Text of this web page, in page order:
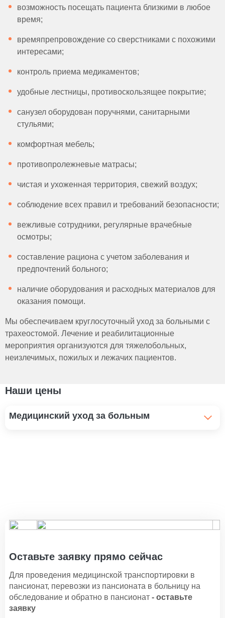
возможность посещать пациента близкими в любое
время;
времяпрепровождение со сверстниками с похожими
интересами;
контроль приема медикаментов;
удобные лестницы, противоскользящее покрытие;
санузел оборудован поручнями, санитарными
стульями;
комфортная мебель;
противопролежневые матрасы;
чистая и ухоженная территория, свежий воздух;
соблюдение всех правил и требований безопасности;
вежливые сотрудники, регулярные врачебные
осмотры;
составление рациона с учетом заболевания и
предпочтений больного;
наличие оборудования и расходных материалов для
оказания помощи.
Мы обеспечиваем круглосуточный уход за больными с
трахеостомой. Лечение и реабилитационные
мероприятия организуются для тяжелобольных,
неизлечимых, пожилых и лежачих пациентов.
Наши цены
Медицинский уход за больным
1 100 ₽
1 350 ₽
Уход за тяжелобольными
1 500 ₽
Уход за пациентами с заболеванием
Оставьте заявку прямо сейчас
Для проведения медицинской транспортировки в
пансионат, перевозки из пансионата в больницу на
обследование и обратно в пансионат - оставьте
заявку